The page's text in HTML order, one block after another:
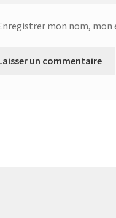
mon nom, mon